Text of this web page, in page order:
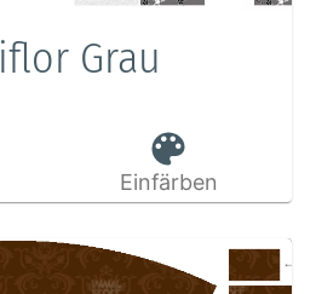
Grau
Einfärben